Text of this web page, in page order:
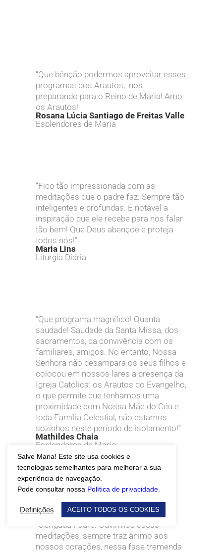
“Que bênção podermos aproveitar esses
programas dos Arautos, nos
preparando para o Reino de Maria! Amo
os Arautos!
Rosana Lúcia Santiago de Freitas Valle
Esplendores de Maria
“Fico tão impressionada com as
meditações que o padre faz. Sempre tão
inteligentes e profundas. É notável a
inspiração que ele recebe para nos falar
tão bem! Que Deus abençoe e proteja
todos nós!”
Maria Lins
Liturgia Diária
“Que programa magnífico! Quanta
saudade! Saudade da Santa Missa, dos
sacramentos, da convivência com os
familiares, amigos. No entanto, Nossa
Senhora não desampara os seus filhos e
colocou em nossos lares a presença da
Igreja Católica: os Arautos do Evangelho,
o que permite que tenhamos uma
proximidade com Nossa Mãe do Céu e
toda Família Celestial, não estamos
sozinhos neste período de isolamento!”
Mathildes Chaia
Esplendores de Maria
“Obrigada Padre. Ouvirmos essas
meditações, sempre traz ânimo aos
nossos corações, nessa fase tremenda
Salve Maria! Este site usa cookies e
tecnologias semelhantes para melhorar a sua
experiência de navegação.
Pode consultar nossa Política de privacidade.
Definições ACEITO TODOS OS COOKIES